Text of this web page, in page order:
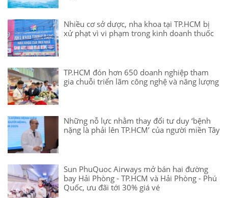
Nhiều cơ sở dược, nha khoa tại TP.HCM bị
xử phạt vì vi phạm trong kinh doanh thuốc
TP.HCM đón hơn 650 doanh nghiệp tham
gia chuỗi triển lãm công nghệ và năng lượng
Những nỗ lực nhằm thay đổi tư duy ‘bệnh
nặng là phải lên TP.HCM’ của người miền Tây
Sun PhuQuoc Airways mở bán hai đường
bay Hải Phòng - TP.HCM và Hải Phòng - Phú
Quốc, ưu đãi tới 30% giá vé